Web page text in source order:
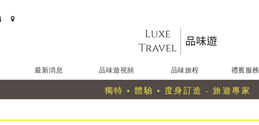
最新消息 品味遊視頻 品味旅程 禮賓服務
獨特 • 體驗 • 度身訂造 - 旅遊專家